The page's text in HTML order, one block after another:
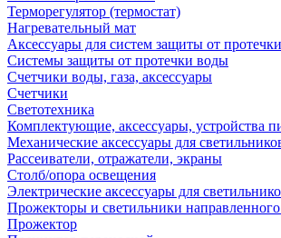
Терморегулятор (термостат)
Нагревательный мат
Аксессуары для систем защиты от
Системы защиты от протечки воды
Счетчики воды, газа, аксессуары
Счетчики
Светотехника
Комплектующие, аксессуары, устройства
Механические аксессуары для
Рассеиватели, отражатели, экраны
Столб/опора освещения
Электрические аксессуары для
Прожекторы и светильники направленного
Прожектор